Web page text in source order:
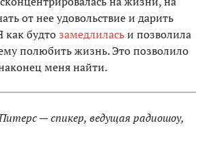
от нее удовольствие и дарить
как будтозамедлиласьи позволила
полюбить жизнь. Это позволило
меня найти.
— спикер, ведущая радиошоу,